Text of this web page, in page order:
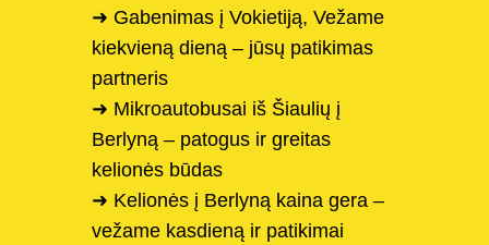
➜ Gabenimas į Vokietiją, Vežame
kiekvieną dieną – jūsų patikimas
partneris
➜ Mikroautobusai iš Šiaulių į
Berlyną – patogus ir greitas
kelionės būdas
➜ Kelionės į Berlyną kaina gera –
vežame kasdieną ir patikimai